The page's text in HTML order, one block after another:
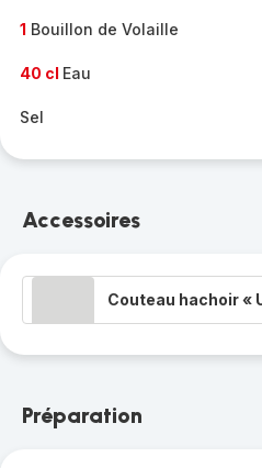
1 Bouillon de Volaille
40 cl Eau
Sel
Accessoires
Couteau hachoir «
Préparation